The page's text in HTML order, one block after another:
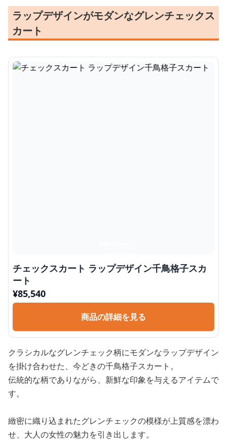
ラップデザインがモダンなグレンチェックス
カート
チェックスカート ラップデザイン千鳥格子スカ
ート
¥85,540
商品の詳細を見る
クラシカルなグレンチェック柄にモダンなラップデザイン
を掛け合わせた、今どきの千鳥格子スカート。
伝統的な柄でありながら、新鮮な印象を与えるアイテムで
す。
緻密に織り込まれたグレンチェックの模様が上質感を漂わ
せ、大人の女性の魅力を引き出します。